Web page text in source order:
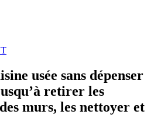
usée sans dépenser
retirer les
murs, les nettoyer et